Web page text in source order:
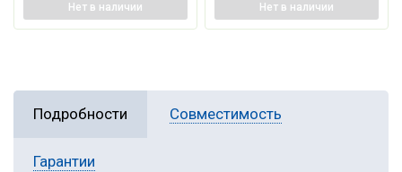
Нет в наличии Нет в наличии
Подробности Совместимость
Гарантии